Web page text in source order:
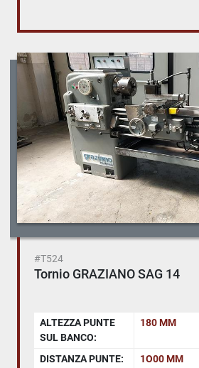
#T524
Tornio GRAZIANO SAG 14
ALTEZZA PUNTE
SUL BANCO:
180 MM
DISTANZA PUNTE: 1O00 MM